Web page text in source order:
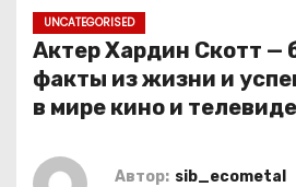
UNCATEGORISED
Актер Хардин Скотт —
факты из жизни и
в мире кино и
Автор: sib_ecometal